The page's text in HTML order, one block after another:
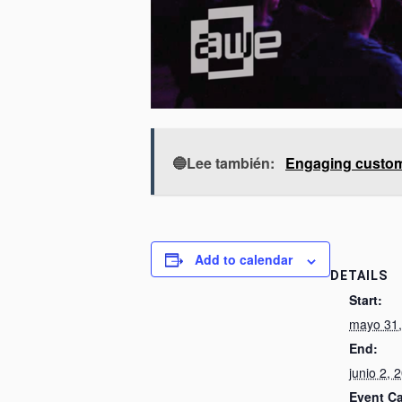
🔵Lee también: Engaging
Add to calendar
DETAILS
Start:
mayo
End:
junio 2,
Event